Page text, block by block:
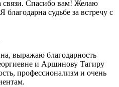
связи. Спасибо вам! Желаю
судьбе за встречу с
выражаю благодарность
и Аршинову Тагиру
профессионализм и очень